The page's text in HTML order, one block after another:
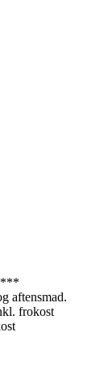
aftensmad.
frokost